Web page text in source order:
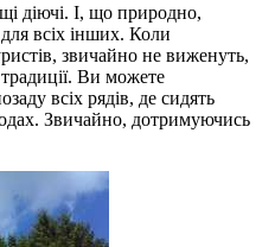
діючі. І, що природно,
для всіх інших. Коли
звичайно не виженуть,
Ви можете
всіх рядів, де сидять
Звичайно, дотримуючись